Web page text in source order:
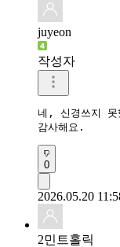
juyeon
작성자
네, 신경쓰지 못
감사해요.
0
2026.05.20
2민트홀릭